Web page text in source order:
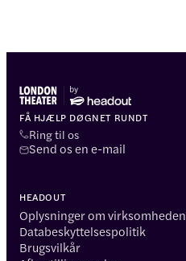
FÅ HJÆLP DØGNET RUNDT
Ring til os
Send os en e-mail
HEADOUT
Oplysninger om virksomheden
Databeskyttelsespolitik
Brugsvilkår